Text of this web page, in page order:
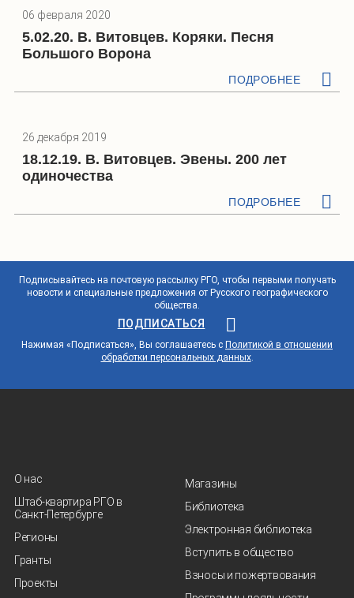
06 февраля 2020
5.02.20. В. Витовцев. Коряки. Песня
Большого Ворона
ПОДРОБНЕЕ
26 декабря 2019
18.12.19. В. Витовцев. Эвены. 200 лет
одиночества
ПОДРОБНЕЕ
Подписывайтесь на почтовую рассылку РГО, чтобы первыми получать
новости и специальные предложения от Русского географического
общества.
ПОДПИСАТЬСЯ
Нажимая «Подписаться», Вы соглашаетесь с Политикой в отношении
обработки персональных данных.
О нас
Штаб-квартира РГО в
Санкт‑Петербурге
Регионы
Гранты
Проекты
Магазины
Библиотека
Электронная библиотека
Вступить в общество
Взносы и пожертвования